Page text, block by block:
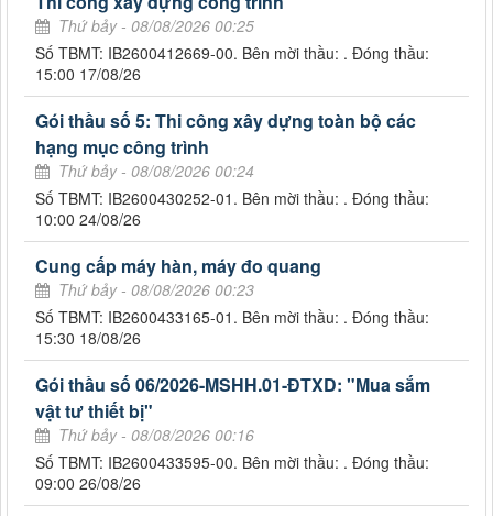
Thứ bảy - 08/08/2026 00:25
Số TBMT: IB2600412669-00. Bên mời thầu: . Đóng thầu:
15:00 17/08/26
Gói thầu số 5: Thi công xây dựng toàn bộ các
hạng mục công trình
Thứ bảy - 08/08/2026 00:24
Số TBMT: IB2600430252-01. Bên mời thầu: . Đóng thầu:
10:00 24/08/26
Cung cấp máy hàn, máy đo quang
Thứ bảy - 08/08/2026 00:23
Số TBMT: IB2600433165-01. Bên mời thầu: . Đóng thầu:
15:30 18/08/26
Gói thầu số 06/2026-MSHH.01-ĐTXD: "Mua sắm
vật tư thiết bị"
Thứ bảy - 08/08/2026 00:16
Số TBMT: IB2600433595-00. Bên mời thầu: . Đóng thầu:
09:00 26/08/26